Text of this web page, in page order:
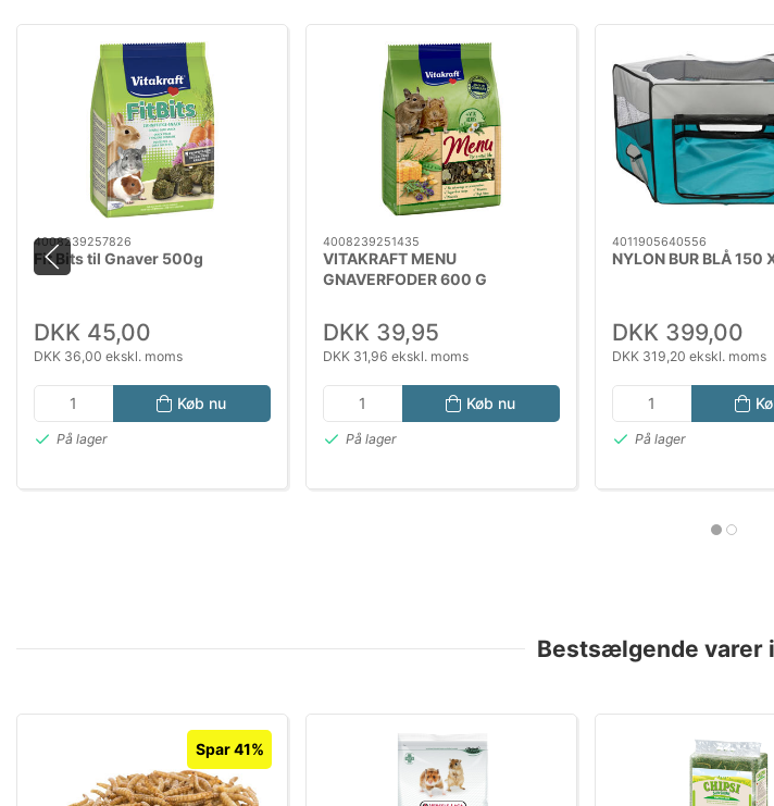
4008239257826
Fit Bits til Gnaver 500g
DKK 45,00
DKK 36,00 ekskl. moms
Køb nu
På lager
4008239251435
VITAKRAFT MENU
GNAVERFODER 600 G
DKK 39,95
DKK 31,96 ekskl. moms
Køb nu
På lager
4011905640556
NYLON BUR BLÅ 150
DKK 399,00
DKK 319,20 ekskl. moms
På lager
Bestsælgende varer
Spar 41%